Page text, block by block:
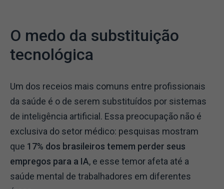
O medo da substituição
tecnológica
Um dos receios mais comuns entre profissionais
da saúde é o de serem substituídos por sistemas
de inteligência artificial. Essa preocupação não é
exclusiva do setor médico: pesquisas mostram
que 17% dos brasileiros temem perder seus
empregos para a IA, e esse temor afeta até a
saúde mental de trabalhadores em diferentes